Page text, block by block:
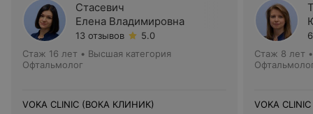
Стасевич
Елена Владимировна
13 отзывов
5.0
Стаж 16 лет • Высшая категория
Офтальмолог
VOKA CLINIC (ВОКА КЛИНИК)
Стаж 8 лет
VOKA